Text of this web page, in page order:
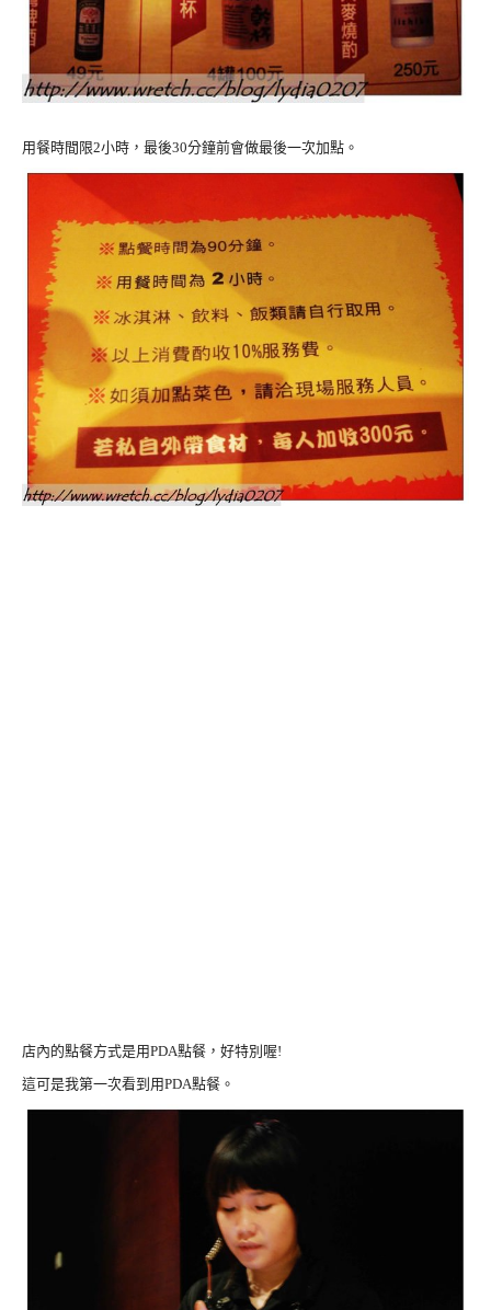
用餐時間限2小時，最後30分鐘前會做最後一次加點。
店內的點餐方式是用PDA點餐，好特別喔!
這可是我第一次看到用PDA點餐。